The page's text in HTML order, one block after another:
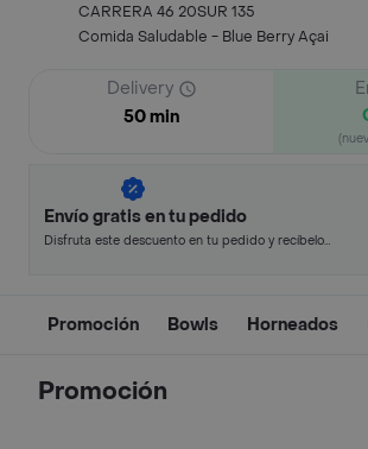
CARRERA 46 20SUR 135
Comida Saludable - Blue Berry Açai
Delivery
50 min
Envío gratis en tu pedido
Disfruta este descuento en tu pedido y recíbelo
Promoción Bowls Horneados
Promoción